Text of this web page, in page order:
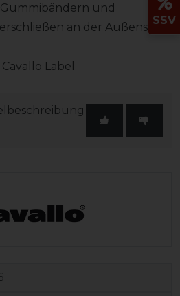
und
an der Außenseite
Label
SSV